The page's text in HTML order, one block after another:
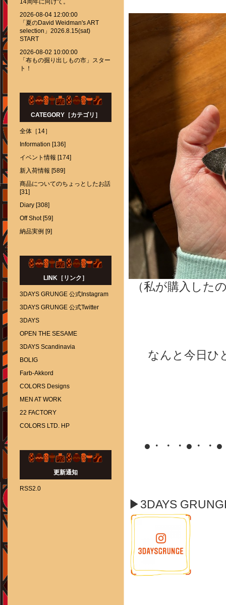
（私が購入した
なんと今日ひ
●・・・●・・
▶3DAYS
14周年に向けて。
2026-08-04 12:00:00
「夏のDavid Weidman's ART
selection」2026.8.15(sat)
START
2026-08-02 10:00:00
「布もの掘り出しもの市」スター
ト！
CATEGORY［カテゴリ］
全体［14］
Information [136]
イベント情報 [174]
新入荷情報 [589]
商品についてのちょっとしたお話
[31]
Diary [308]
Off Shot [59]
納品実例 [9]
LINK［リンク］
3DAYS GRUNGE 公式Instagram
3DAYS GRUNGE 公式Twitter
3DAYS
OPEN THE SESAME
3DAYS Scandinavia
BOLIG
Farb-Akkord
COLORS Designs
MEN AT WORK
22 FACTORY
COLORS LTD. HP
更新通知
RSS2.0